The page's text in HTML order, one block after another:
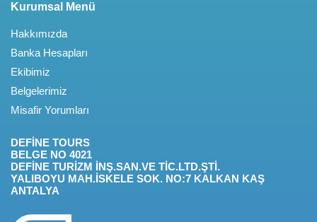
Kurumsal Menü
Hakkımızda
Banka Hesapları
Ekibimiz
Belgelerimiz
Misafir Yorumları
DEFİNE TOURS
BELGE NO 4021
DEFİNE TURİZM İNŞ.SAN.VE TİC.LTD.ŞTİ.
YALIBOYU MAH.İSKELE SOK. NO:7 KALKAN KAŞ
ANTALYA